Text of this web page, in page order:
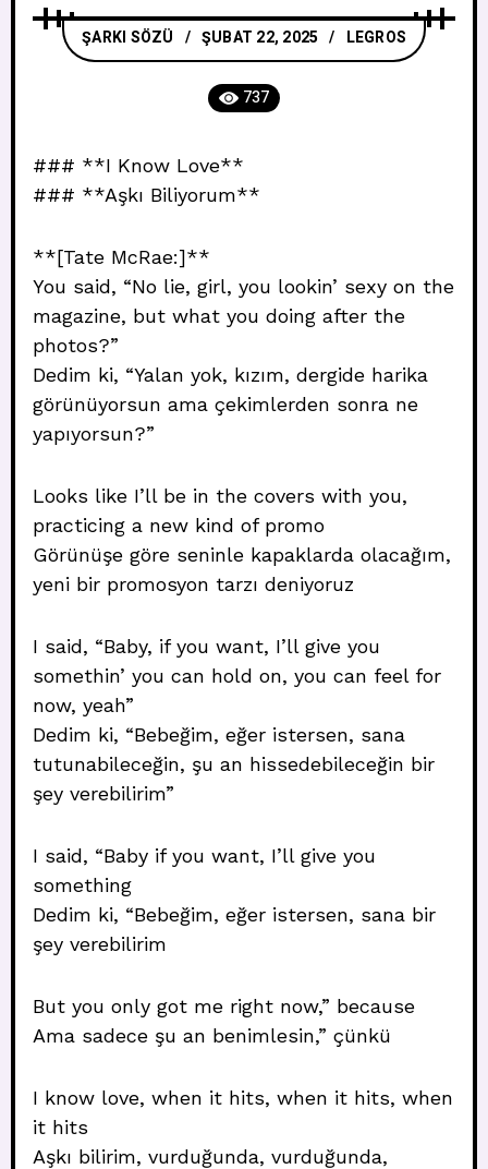
ŞARKI SÖZÜ ŞUBAT 22, 2025 LEGROS
737
### **I Know Love**
### **Aşkı Biliyorum**
**[Tate McRae:]**
You said, “No lie, girl, you lookin’ sexy on the
magazine, but what you doing after the
photos?”
Dedim ki, “Yalan yok, kızım, dergide harika
görünüyorsun ama çekimlerden sonra ne
yapıyorsun?”
Looks like I’ll be in the covers with you,
practicing a new kind of promo
Görünüşe göre seninle kapaklarda olacağım,
yeni bir promosyon tarzı deniyoruz
I said, “Baby, if you want, I’ll give you
somethin’ you can hold on, you can feel for
now, yeah”
Dedim ki, “Bebeğim, eğer istersen, sana
tutunabileceğin, şu an hissedebileceğin bir
şey verebilirim”
I said, “Baby if you want, I’ll give you
something
Dedim ki, “Bebeğim, eğer istersen, sana bir
şey verebilirim
But you only got me right now,” because
Ama sadece şu an benimlesin,” çünkü
I know love, when it hits, when it hits, when
it hits
Aşkı bilirim, vurduğunda, vurduğunda,